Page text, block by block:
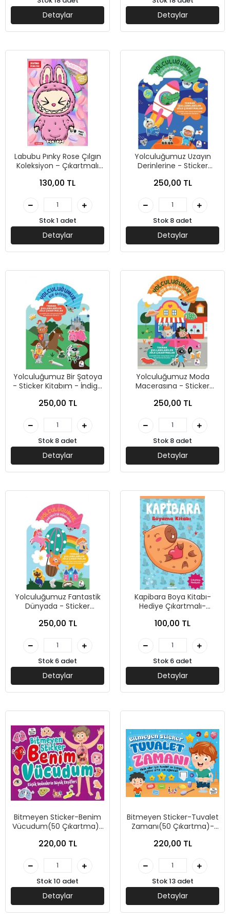
Detaylar Detaylar
Labubu Pınky Rose Çılgın
Koleksiyon – Çıkartmalı
Çocuk
130,00 TL
Stok 1 adet
Detaylar
Yolculuğumuz Uzayın
Derinlerine - Sticker
Yayınları
250,00 TL
Stok 8 adet
Detaylar
Yolculuğumuz Bir Şatoya
- Sticker Kitabım - İndigo
250,00 TL
Stok 8 adet
Detaylar
Yolculuğumuz Moda
Macerasına - Sticker
Yayınları
250,00 TL
Stok 8 adet
Detaylar
Yolculuğumuz Fantastik
Dünyada - Sticker
Yayınları
250,00 TL
Stok 6 adet
Detaylar
Kapibara Boya Kitabı-
Hediye Çıkartmalı-
100,00 TL
Stok 6 adet
Detaylar
Bitmeyen Sticker-Benim
Vücudum(50 Çıkartma)-
220,00 TL
Stok 10 adet
Detaylar
Bitmeyen Sticker-Tuvalet
Zamanı(50 Çıkartma)-
220,00 TL
Stok 13 adet
Detaylar